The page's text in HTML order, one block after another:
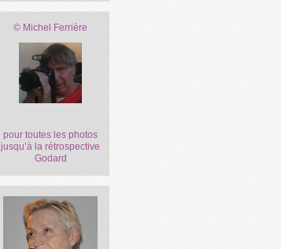
© Michel Ferrière
pour toutes les photos
jusqu’à la rétrospective
Godard